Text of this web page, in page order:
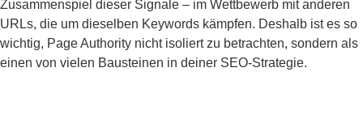
Zusammenspiel dieser Signale – im Wettbewerb mit anderen
URLs, die um dieselben Keywords kämpfen. Deshalb ist es so
wichtig, Page Authority nicht isoliert zu betrachten, sondern als
einen von vielen Bausteinen in deiner SEO-Strategie.